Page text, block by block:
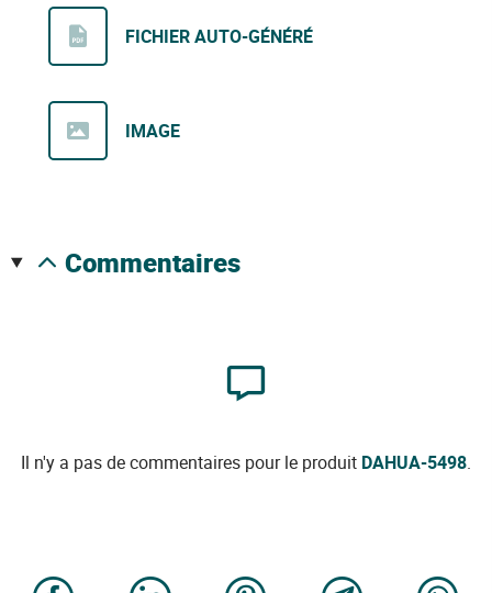
FICHIER AUTO-GÉNÉRÉ
IMAGE
commentaires
Il n'y a pas de commentaires pour le produit DAHUA-5498.